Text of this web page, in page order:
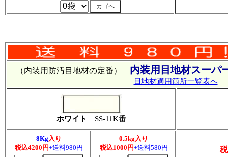
（内装用防汚目地材の定番） 内装用目地材スーパ
目地材適用箇所一覧表へ
ホワイト SS-11K番
8Kg入り
税込4200円+送料980円
0.5kg入り
税込1000円+送料580円